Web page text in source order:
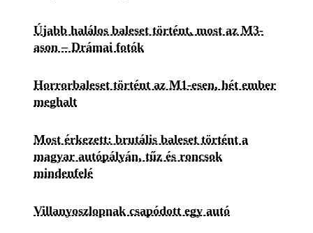
Újabb halálos baleset történt, most az M3-
ason – Drámai fotók
Horrorbaleset történt az M1-esen, hét ember
meghalt
Most érkezett: brutális baleset történt a
magyar autópályán, tűz és roncsok
mindenfelé
Villanyoszlopnak csapódott egy autó